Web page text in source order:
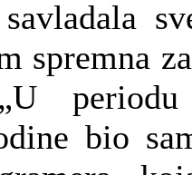
spremna
bio